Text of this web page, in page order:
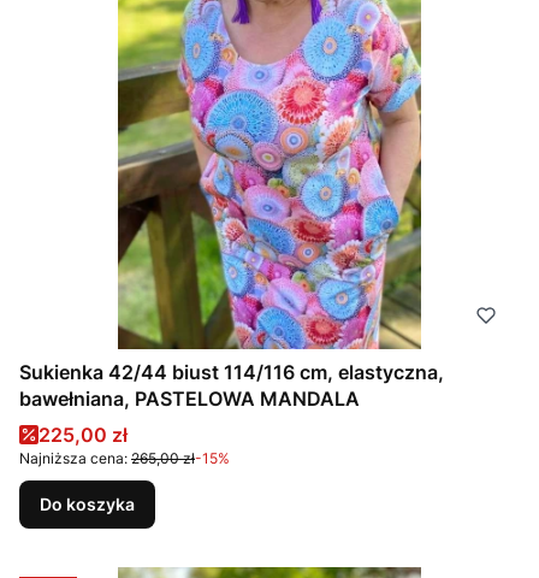
Sukienka 42/44 biust 114/116 cm, elastyczna,
bawełniana, PASTELOWA MANDALA
Cena promocyjna
225,00 zł
Najniższa cena: 265,00 zł-15%
Do koszyka